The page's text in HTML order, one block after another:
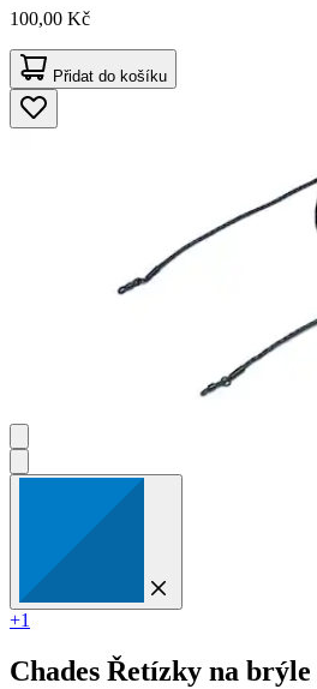
100,00 Kč
Přidat do košíku
+1
Chades Řetízky na